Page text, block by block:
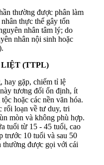
thường được phân làm
thực thể gây tổn
nhân tâm lý; do
nhân nội sinh hoặc
(TTPL)
hay gặp, chiếm tỉ lệ
tương đối ổn định, ít
hoặc các nền văn hóa.
rối loạn về tư duy, tri
mòn và không phù hợp.
tuổi từ 15 - 45 tuổi, cao
trước 10 tuổi và sau 50
thường được gọi với cái